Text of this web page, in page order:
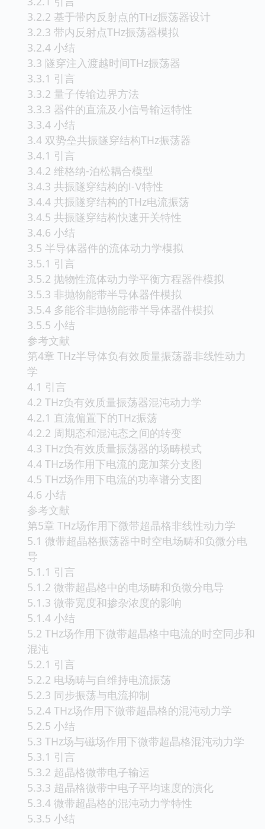
3.2.2 基于带内反射点的THz振荡器设计
3.2.3 带内反射点THz振荡器模拟
3.2.4 小结
3.3 隧穿注入渡越时间THz振荡器
3.3.1 引言
3.3.2 量子传输边界方法
3.3.3 器件的直流及小信号输运特性
3.3.4 小结
3.4 双势垒共振隧穿结构THz振荡器
3.4.1 引言
3.4.2 维格纳-泊松耦合模型
3.4.3 共振隧穿结构的Ⅰ-Ⅴ特性
3.4.4 共振隧穿结构的THz电流振荡
3.4.5 共振隧穿结构快速开关特性
3.4.6 小结
3.5 半导体器件的流体动力学模拟
3.5.1 引言
3.5.2 抛物性流体动力学平衡方程器件模拟
3.5.3 非抛物能带半导体器件模拟
3.5.4 多能谷非抛物能带半导体器件模拟
3.5.5 小结
参考文献
第4章 THz半导体负有效质量振荡器非线性动力
学
4.1 引言
4.2 THz负有效质量振荡器混沌动力学
4.2.1 直流偏置下的THz振荡
4.2.2 周期态和混沌态之间的转变
4.3 THz负有效质量振荡器的场畴模式
4.4 THz场作用下电流的庞加莱分支图
4.5 THz场作用下电流的功率谱分支图
4.6 小结
参考文献
第5章 THz场作用下微带超晶格非线性动力学
5.1 微带超晶格振荡器中时空电场畴和负微分电
导
5.1.1 引言
5.1.2 微带超晶格中的电场畴和负微分电导
5.1.3 微带宽度和掺杂浓度的影响
5.1.4 小结
5.2 THz场作用下微带超晶格中电流的时空同步和
混沌
5.2.1 引言
5.2.2 电场畴与自维持电流振荡
5.2.3 同步振荡与电流抑制
5.2.4 THz场作用下微带超晶格的混沌动力学
5.2.5 小结
5.3 THz场与磁场作用下微带超晶格混沌动力学
5.3.1 引言
5.3.2 超晶格微带电子输运
5.3.3 超晶格微带中电子平均速度的演化
5.3.4 微带超晶格的混沌动力学特性
5.3.5 小结